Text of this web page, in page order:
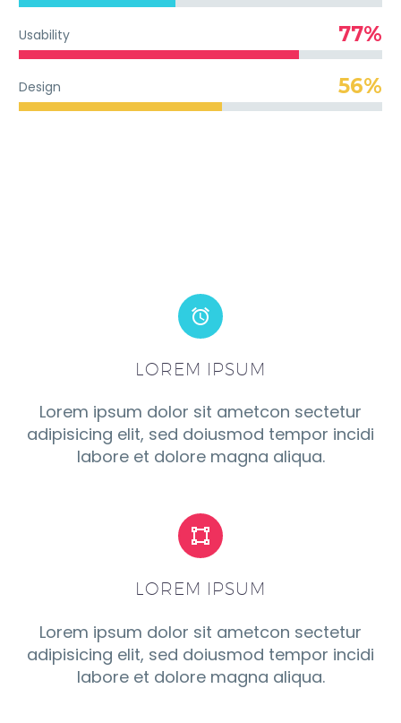
Usability 77%
Design 56%


LOREM IPSUM
Lorem ipsum dolor sit ametcon sectetur
adipisicing elit, sed doiusmod tempor incidi
labore et dolore magna aliqua.


LOREM IPSUM
Lorem ipsum dolor sit ametcon sectetur
adipisicing elit, sed doiusmod tempor incidi
labore et dolore magna aliqua.